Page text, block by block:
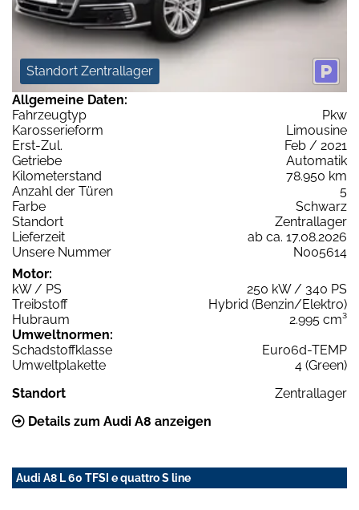
Standort Zentrallager
Allgemeine Daten:
Fahrzeugtyp
Pkw
Karosserieform
Limousine
Erst-Zul.
Feb / 2021
Getriebe
Automatik
Kilometerstand
78.950 km
Anzahl der Türen
5
Farbe
Schwarz
Standort
Zentrallager
Lieferzeit
ab ca. 17.08.2026
Unsere Nummer
N005614
Motor:
kW / PS
250 kW / 340 PS
Treibstoff
Hybrid (Benzin/Elektro)
Hubraum
2.995 cm³
Umweltnormen:
Schadstoffklasse
Euro6d-TEMP
Umweltplakette
4 (Green)
Standort
Zentrallager
Details zum Audi A8 anzeigen
Audi A8 L 60 TFSI e quattro S line